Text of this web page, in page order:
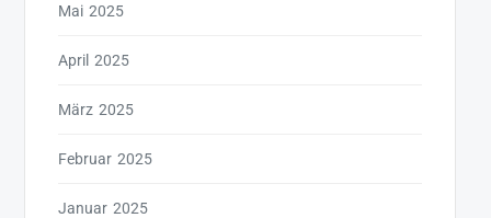
Mai 2025
April 2025
März 2025
Februar 2025
Januar 2025